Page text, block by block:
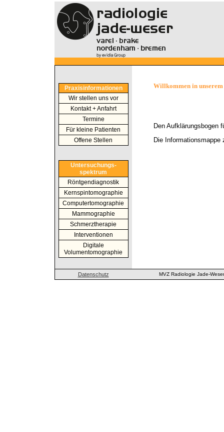
Praxisinformationen
Wir stellen uns vor
Kontakt + Anfahrt
Termine
Für kleine Patienten
Offene Stellen
Untersuchungs-
spektrum
Röntgendiagnostik
Kernspintomographie
Computertomographie
Mammographie
Schmerztherapie
Interventionen
Digitale
Volumentomographie
Willkommen in
Den Aufklärungsbogen
Die Informationsmappe
Datenschutz MVZ Radiologie Jade-